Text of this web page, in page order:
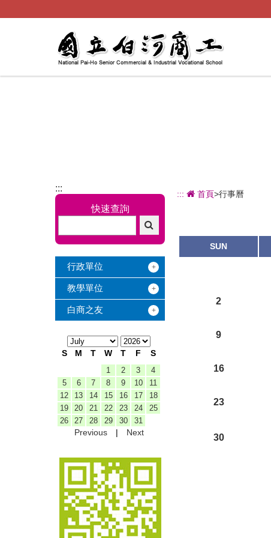
到
:::
快速查詢
行政單位
教學單位
白商之友
S M T W T F S
1 2 3
4
5
6 7 8 9 10
11
12
13 14 15 16 17
18
19
20 21 22 23 24
25
26
27 28 29 30 31
Previous| Next
::: 首頁>行事曆
SUN
2
9
16
23
30